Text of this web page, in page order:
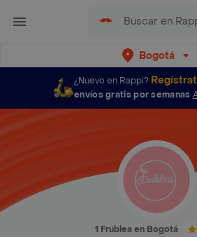
Bogotá
¿Nuevo en Rappi?
envíos gratis por semanas
1 Frublea en Bogotá